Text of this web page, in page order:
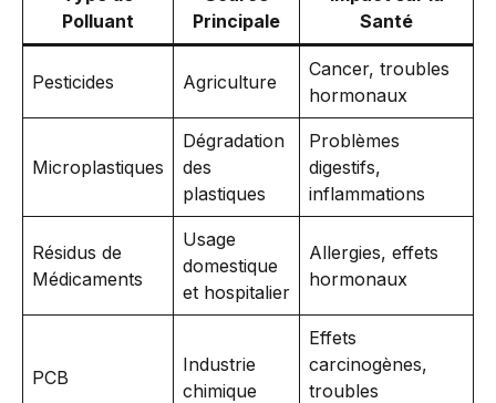
Polluant
Principale
Santé
Pesticides Agriculture
Cancer, troubles
hormonaux
Microplastiques
Dégradation
des
plastiques
Problèmes
digestifs,
inflammations
Résidus de
Médicaments
Usage
domestique
et hospitalier
Allergies, effets
hormonaux
PCB
Industrie
chimique
Effets
carcinogènes,
troubles